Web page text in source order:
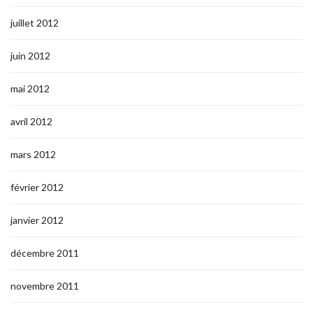
juillet 2012
juin 2012
mai 2012
avril 2012
mars 2012
février 2012
janvier 2012
décembre 2011
novembre 2011